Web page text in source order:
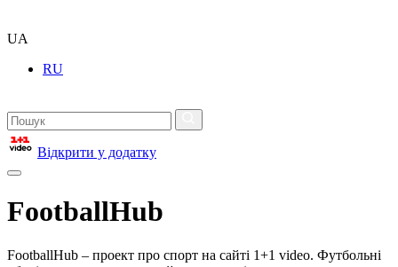
UA
RU
Відкрити у додатку
FootballHub
FootballHub – проект про спорт на сайті 1+1 video. Футбольні